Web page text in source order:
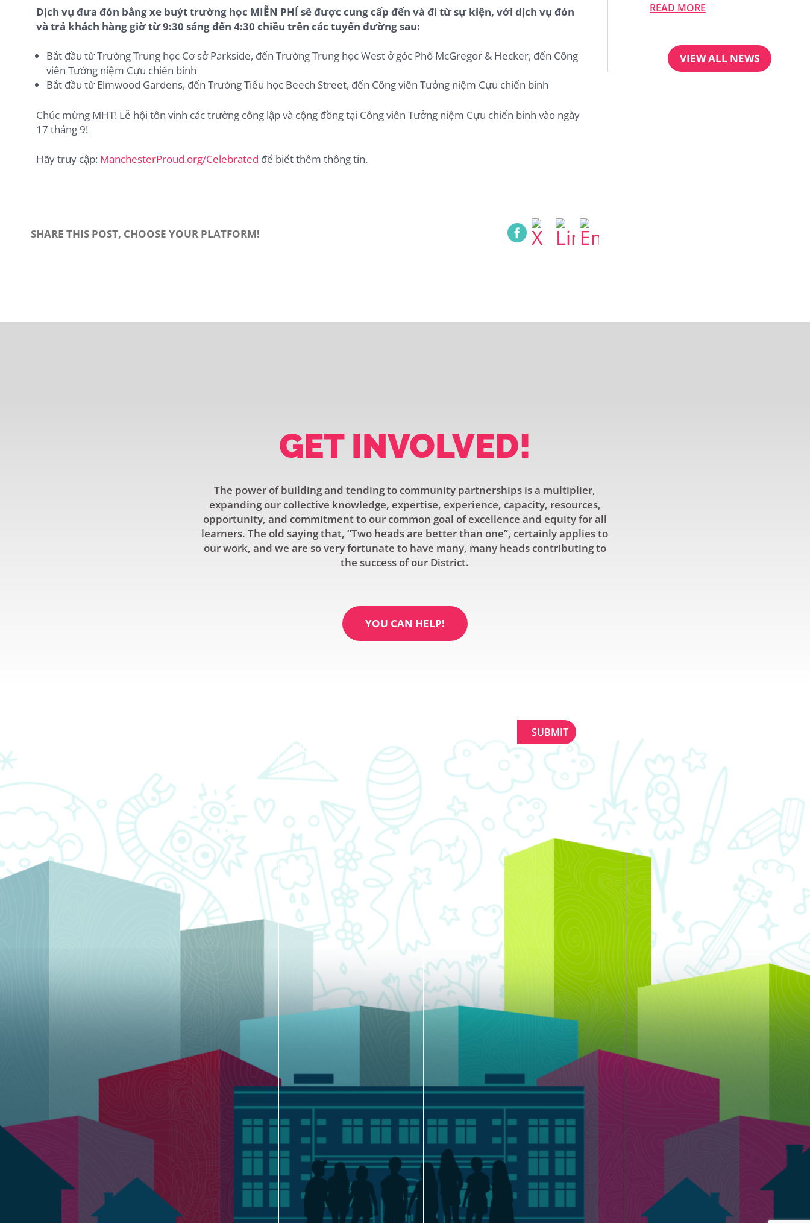
Dịch vụ đưa đón bằng xe buýt trường học MIỄN PHÍ sẽ được cung cấp đến và đi từ sự kiện, với dịch vụ đón
và trả khách hàng giờ từ 9:30 sáng đến 4:30 chiều trên các tuyến đường sau:
Bắt đầu từ Trường Trung học Cơ sở Parkside, đến Trường Trung học West ở góc Phố McGregor & Hecker, đến Công
viên Tưởng niệm Cựu chiến binh
Bắt đầu từ Elmwood Gardens, đến Trường Tiểu học Beech Street, đến Công viên Tưởng niệm Cựu chiến binh
Chúc mừng MHT! Lễ hội tôn vinh các trường công lập và cộng đồng tại Công viên Tưởng niệm Cựu chiến binh vào ngày
17 tháng 9!
Hãy truy cập: ManchesterProud.org/Celebrated để biết thêm thông tin.
READ MORE
VIEW ALL NEWS
SHARE THIS POST, CHOOSE YOUR PLATFORM!
GET INVOLVED!
The power of building and tending to community partnerships is a multiplier,
expanding our collective knowledge, expertise, experience, capacity, resources,
opportunity, and commitment to our common goal of excellence and equity for all
learners. The old saying that, “Two heads are better than one”, certainly applies to
our work, and we are so very fortunate to have many, many heads contributing to
the success of our District.
YOU CAN HELP!
BIỆT
TIN TỨC
Constant
Contact
Use.
leave
this
blank.